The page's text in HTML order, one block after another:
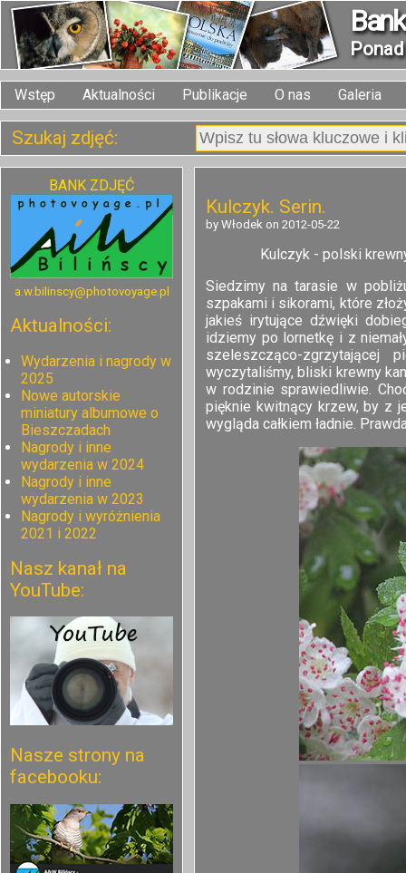
Wstęp Aktualności Publikacje O nas Galeria
Szukaj zdjęć:
BANK ZDJĘĆ
a.w.bilinscy@photovoyage.pl
Aktualności:
Wydarzenia i nagrody w
2025
Nowe autorskie
miniatury albumowe o
Bieszczadach
Nagrody i inne
wydarzenia w 2024
Nagrody i inne
wydarzenia w 2023
Nagrody i wyróżnienia
2021 i 2022
Nasz kanał na
YouTube:
Nasze strony na
facebooku:
Kulczyk. Serin.
by Włodek on 2012-05-22
Kulczyk - polski
Siedzimy na tarasie w
szpakami i sikorami, które
jakieś irytujące dźwięki
idziemy po lornetkę i z
szeleszcząco-
wyczytaliśmy, bliski krewny
w rodzinie sprawiedliwie.
pięknie kwitnący krzew, by z
wygląda całkiem ładnie.